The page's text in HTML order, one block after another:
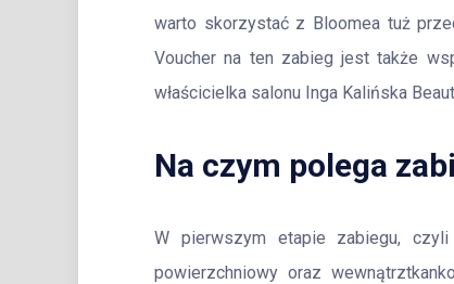
warto skorzystać z Bloomea tuż
Voucher na ten zabieg jest także
właścicielka salonu Inga Kalińska
Na czym polega
W pierwszym etapie zabiegu,
powierzchniowy oraz